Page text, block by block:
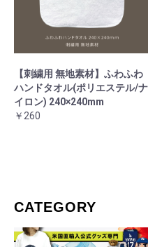
【刺繍用 無地素材】ふわふわ
ハンドタオル(ポリエステル/ナ
イロン) 240×240mm
￥260
CATEGORY